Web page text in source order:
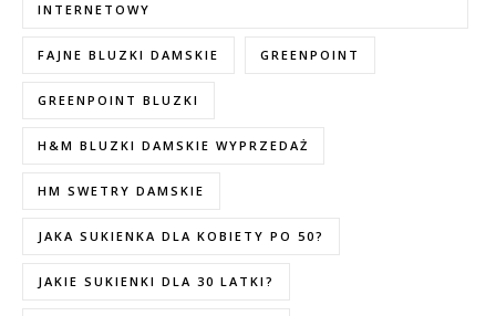
INTERNETOWY
FAJNE BLUZKI DAMSKIE GREENPOINT
GREENPOINT BLUZKI
H&M BLUZKI DAMSKIE WYPRZEDAŻ
HM SWETRY DAMSKIE
JAKA SUKIENKA DLA KOBIETY PO 50?
JAKIE SUKIENKI DLA 30 LATKI?